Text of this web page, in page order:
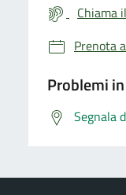
Chiama
Prenota
Problemi
Segnala